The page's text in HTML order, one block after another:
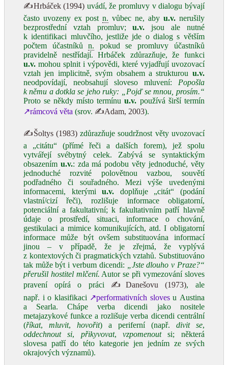
✍Hrbáček (1994) uvádí, že promluvy v dialogu bývají
často uvozeny ex post n. vůbec ne, aby u.v.nerušily
bezprostřední vztah promluv;u.v. jsou ale nutné
k identifikaci mluvčího, jestliže jde o dialog s větším
počtem účastníkůn. pokud se promluvy účastníků
pravidelně nestřídají. Hrbáček zdůrazňuje, že funkci
u.v. mohou splnit i výpovědi, které vyjadřují uvozovací
vztah jen implicitně, svým obsahem a strukturou u.v.
neodpovídají, neobsahují sloveso mluvení: Popošla
k němu a dotkla se jeho ruky: „Pojď se mnou, prosím.“
Proto se někdy místo termínuu.v. používá širší termín
↗rámcová věta (srov. ✍Adam, 2003).
✍Šoltys (1983) zdůrazňuje soudržnost věty uvozovací
a „citátu“ (přímé řeči a dalších forem), jež spolu
vytvářejí svébytný celek. Zabývá se syntaktickým
obsazením u.v.: zda má podobu věty jednoduché, věty
jednoduché rozvité polovětnou vazbou, souvětí
podřadného či souřadného. Mezi výše uvedenými
informacemi, kterýmiu.v. doplňuje „citát“ (podání
vlastní/cizí řeči), rozlišuje informace obligatorní,
potenciální a fakultativní; k fakultativním patří hlavně
údaje o prostředí, situaci, informace o chování,
gestikulaci a mimice komunikujících, atd. I obligatorní
informace může být ovšem substituována informací
jinou – v případě, že je zřejmá, že vyplývá
z kontextových či pragmatických vztahů. Substituováno
tak může být i verbum dicendi:
„Jste dlouho v Praze?“
přerušil hostitel mlčení. Autor se při vymezování sloves
pravení opírá o práci ✍Danešovu (1973), ale
např. i o klasifikaci ↗performativních slovesu Austina
a Searla. Chápe verba dicendi jako nositele
metajazykové funkce a rozlišuje verba dicendi centrální
(říkat, mluvit, hovořit) a periferní (např. divit se,
oddechnout si, přikyvovat,vzpomenoutsi; některá
slovesa patří do této kategorie jen jedním ze svých
okrajových významů).